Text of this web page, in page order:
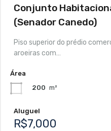
Conjunto
(Senador Canedo)
Piso superior do prédio
aroeiras com…
Área
200 m²
Aluguel
R$7,000